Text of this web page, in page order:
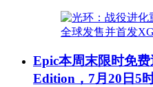
Epic本周末限时免
Edition，7月20日5